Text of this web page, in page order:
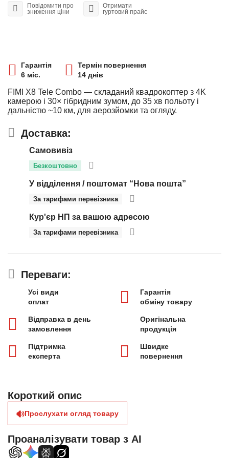
Повідомити про
зниження ціни
Отримати
гуртовий прайс
Гарантія
6 міс.
Термін повернення
14 днів
FIMI X8 Tele Combo — складаний квадрокоптер з 4K
камерою і 30× гібридним зумом, до 35 хв польоту і
дальністю ~10 км, для аерозйомки та огляду.
Доставка:
Самовивіз
Безкоштовно
У відділення / поштомат “Нова пошта”
За тарифами перевізника
Кур'єр НП за вашою адресою
За тарифами перевізника
Переваги:
Усі види
оплат
Гарантія
обміну товару
Відправка в день
замовлення
Оригінальна
продукція
Підтримка
експерта
Швидке
повернення
Короткий опис
Прослухати огляд товару
Проаналізувати товар з AI